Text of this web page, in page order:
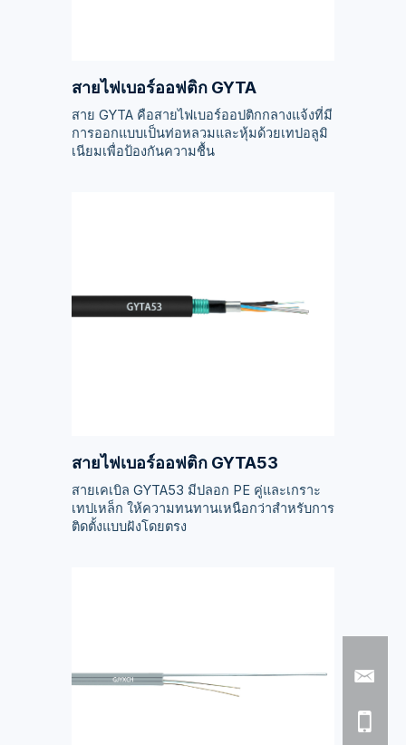
สายไฟเบอร์ออฟติก GYTA
สาย GYTA คือสายไฟเบอร์ออปติกกลางแจ้งที่มี
การออกแบบเป็นท่อหลวมและหุ้มด้วยเทปอลูมิ
เนียมเพื่อป้องกันความชื้น
สายไฟเบอร์ออฟติก GYTA53
สายเคเบิล GYTA53 มีปลอก PE คู่และเกราะ
เทปเหล็ก ให้ความทนทานเหนือกว่าสำหรับการ
ติดตั้งแบบฝังโดยตรง